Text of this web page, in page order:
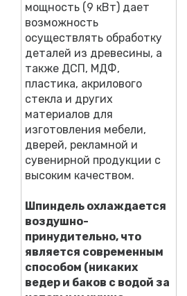
мощность (9 кВт) дает
возможность
осуществлять обработку
деталей из древесины, а
также ДСП, МДФ,
пластика, акрилового
стекла и других
материалов для
изготовления мебели,
дверей, рекламной и
сувенирной продукции с
высоким качеством.
Шпиндель охлаждается
воздушно-
принудительно, что
является современным
способом (никаких
ведер и баков с водой за